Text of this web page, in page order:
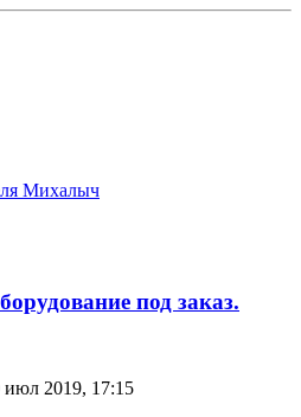
Михалыч
под заказ.
июл 2019, 17:15